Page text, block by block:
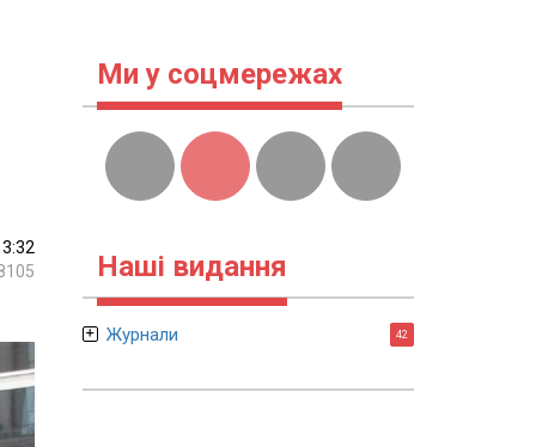
Ми у соцмережах
Наші видання
Журнали 42